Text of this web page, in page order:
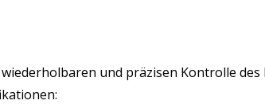
und präzisen Kontrolle